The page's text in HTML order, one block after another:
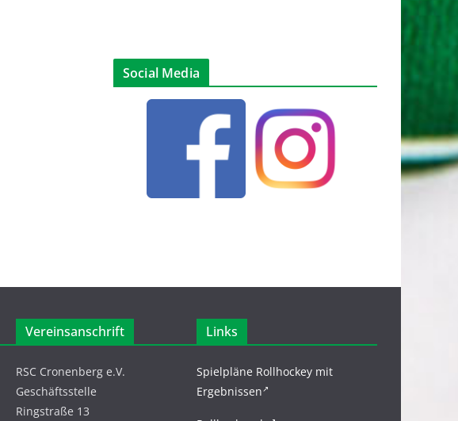
Social Media
Vereinsanschrift
RSC Cronenberg e.V.
Geschäftsstelle
Ringstraße 13
Links
Spielpläne Rollhockey mit
Ergebnissen